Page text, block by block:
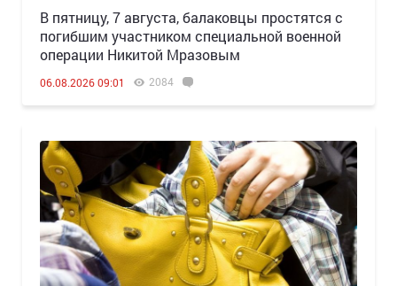
В пятницу, 7 августа, балаковцы простятся с
погибшим участником специальной военной
операции Никитой Мразовым
06.08.2026 09:01 2084